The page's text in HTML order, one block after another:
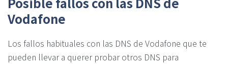
Vodafone
Los fallos habituales con las DNS de Vodafone que te
pueden llevar a querer probar otros DNS para